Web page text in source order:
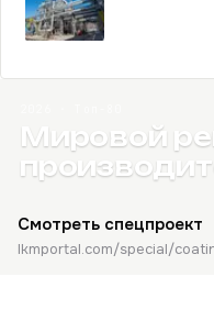
Мировой
Смотреть спецпроект
lkmportal.com/special/